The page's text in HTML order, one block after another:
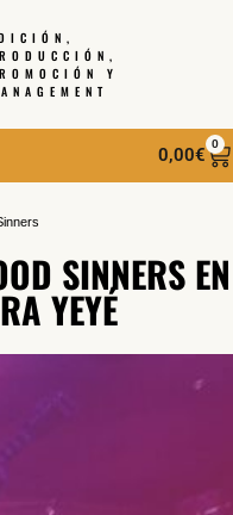
Y
0,00€
0
SINNERS
YEYÉ